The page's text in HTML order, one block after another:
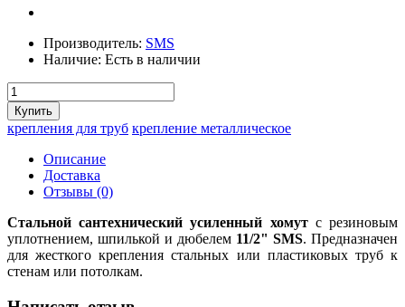
Производитель: SMS
Наличие: Есть в наличии
крепления для труб крепление металлическое
Описание
Доставка
Отзывы (0)
Стальной сантехнический усиленный хомутс резиновым
уплотнением, шпилькой и дюбелем 11/2" SMS. Предназначен
для жесткого крепления стальных или пластиковых труб к
стенам или потолкам.